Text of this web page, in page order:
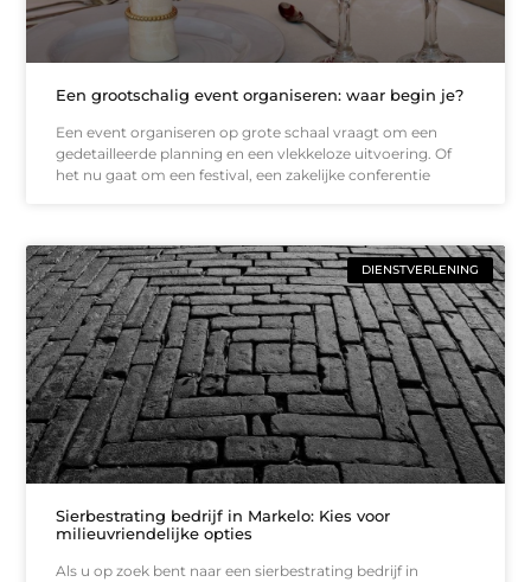
Een grootschalig event organiseren: waar begin je?
Een event organiseren op grote schaal vraagt om een
gedetailleerde planning en een vlekkeloze uitvoering. Of
het nu gaat om een festival, een zakelijke conferentie
DIENSTVERLENING
Sierbestrating bedrijf in Markelo: Kies voor
milieuvriendelijke opties
Als u op zoek bent naar een sierbestrating bedrijf in